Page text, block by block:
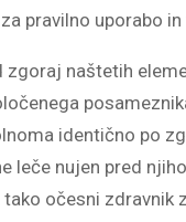
pravilno uporabo
zgoraj naštetih
identično po
leče nujen pred
tako očesni zdravnik